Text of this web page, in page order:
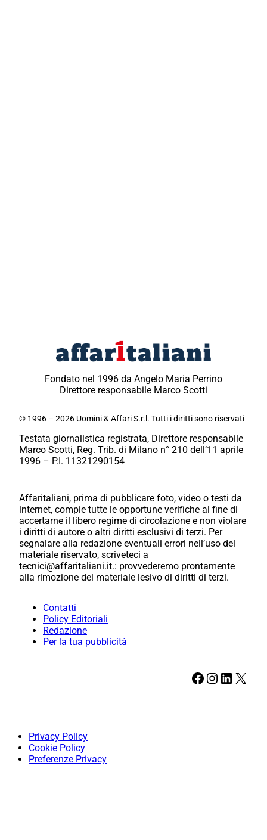
Fondato nel 1996 da Angelo Maria Perrino
Direttore responsabile Marco Scotti
© 1996 – 2026 Uomini & Affari S.r.l. Tutti i diritti sono riservati
Testata giornalistica registrata, Direttore responsabile
Marco Scotti, Reg. Trib. di Milano n° 210 dell’11 aprile
1996 – P.I. 11321290154
Affaritaliani, prima di pubblicare foto, video o testi da
internet, compie tutte le opportune verifiche al fine di
accertarne il libero regime di circolazione e non violare
i diritti di autore o altri diritti esclusivi di terzi. Per
segnalare alla redazione eventuali errori nell’uso del
materiale riservato, scriveteci a
tecnici@affaritaliani.it.: provvederemo prontamente
alla rimozione del materiale lesivo di diritti di terzi.
Contatti
Policy Editoriali
Redazione
Per la tua pubblicità
Facebook Instagram LinkedIn X
Privacy Policy
Cookie Policy
Preferenze Privacy